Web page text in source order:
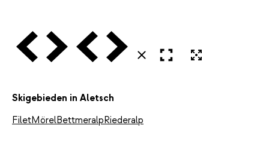
Vorige VolgendeVorige Volgende
SluitenOpen in volledig scherm
Skigebieden in Aletsch
FiletMörelBettmeralpRiederalp